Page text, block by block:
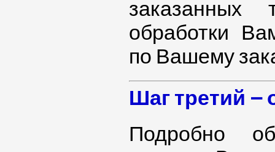
заказанных
обработки
по Вашему
Шаг третий –
Подробно